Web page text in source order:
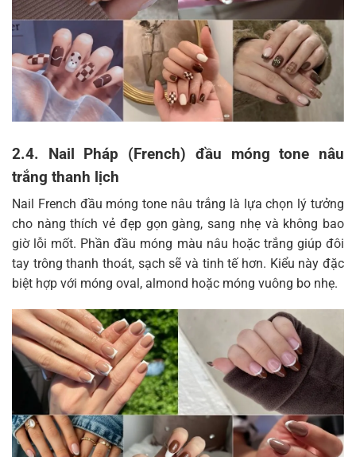
2.4. Nail Pháp (French) đầu móng tone nâu
trắng thanh lịch
Nail French đầu móng tone nâu trắng là lựa chọn lý tưởng
cho nàng thích vẻ đẹp gọn gàng, sang nhẹ và không bao
giờ lỗi mốt. Phần đầu móng màu nâu hoặc trắng giúp đôi
tay trông thanh thoát, sạch sẽ và tinh tế hơn. Kiểu này đặc
biệt hợp với móng oval, almond hoặc móng vuông bo nhẹ.